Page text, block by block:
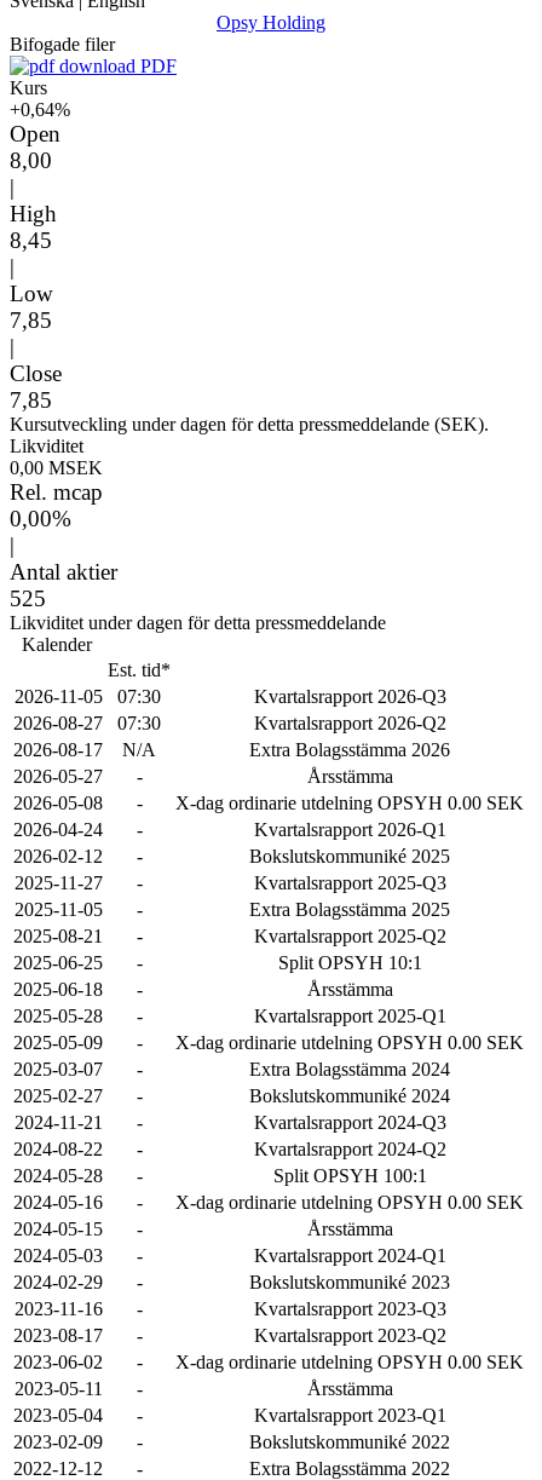
Opsy Holding
Bifogade filer
PDF
Kurs
+0,64%
Open
8,00
|
High
8,45
|
Low
7,85
|
Close
7,85
Kursutveckling under dagen för detta pressmeddelande (SEK).
Likviditet
0,00 MSEK
Rel. mcap
0,00%
|
Antal aktier
525
Likviditet under dagen för detta pressmeddelande
Kalender
Est. tid*
2026-11-05
07:30
Kvartalsrapport 2026-Q3
2026-08-27
07:30
Kvartalsrapport 2026-Q2
2026-08-17
N/A
Extra Bolagsstämma 2026
2026-05-27
-
Årsstämma
2026-05-08
-
X-dag ordinarie utdelning OPSYH 0.00 SEK
2026-04-24
-
Kvartalsrapport 2026-Q1
2026-02-12
-
Bokslutskommuniké 2025
2025-11-27
-
Kvartalsrapport 2025-Q3
2025-11-05
-
Extra Bolagsstämma 2025
2025-08-21
-
Kvartalsrapport 2025-Q2
2025-06-25
-
Split OPSYH 10:1
2025-06-18
-
Årsstämma
2025-05-28
-
Kvartalsrapport 2025-Q1
2025-05-09
-
X-dag ordinarie utdelning OPSYH 0.00 SEK
2025-03-07
-
Extra Bolagsstämma 2024
2025-02-27
-
Bokslutskommuniké 2024
2024-11-21
-
Kvartalsrapport 2024-Q3
2024-08-22
-
Kvartalsrapport 2024-Q2
2024-05-28
-
Split OPSYH 100:1
2024-05-16
-
X-dag ordinarie utdelning OPSYH 0.00 SEK
2024-05-15
-
Årsstämma
2024-05-03
-
Kvartalsrapport 2024-Q1
2024-02-29
-
Bokslutskommuniké 2023
2023-11-16
-
Kvartalsrapport 2023-Q3
2023-08-17
-
Kvartalsrapport 2023-Q2
2023-06-02
-
X-dag ordinarie utdelning OPSYH 0.00 SEK
2023-05-11
-
Årsstämma
2023-05-04
-
Kvartalsrapport 2023-Q1
2023-02-09
-
Bokslutskommuniké 2022
2022-12-12
-
Extra Bolagsstämma 2022